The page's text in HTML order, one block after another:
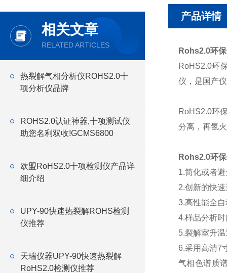
相关文章
RELATED ARTICLES
热裂解气相分析仪ROHS2.0十
项分析仪品牌
ROHS2.0认证神器,十项测试仪
助您名利双收!GCMS6800
欧盟RoHS2.0十项检测仪产品详
细介绍
UPY-90快速热裂解ROHS检测
仪推荐
天瑞仪器UPY-90快速热裂解
RoHS2.0检测仪推荐
产品详情
Rohs2.0环
RoHS2.0环
仪，是国产
RoHS2.0环
分离，再氢
Rohs2.0环
1.简化或者
2.创新的快
3.高性能全
4.样品分析
5.裂解室升
6.采用高清7
气相色谱质